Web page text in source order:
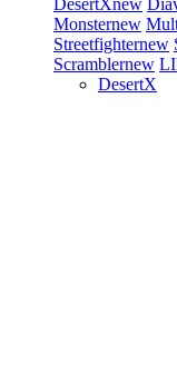
DesertXnew
Monsternew
Streetfighternew
Scramblernew
DesertX